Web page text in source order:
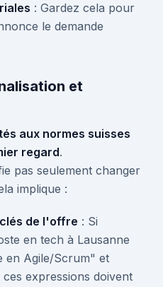
: Gardez cela pour
le demande
et
aux normes suisses
regard.
pas seulement changer
implique :
de l'offre : Si
en tech à Lausanne
en Agile/Scrum" et
expressions doivent